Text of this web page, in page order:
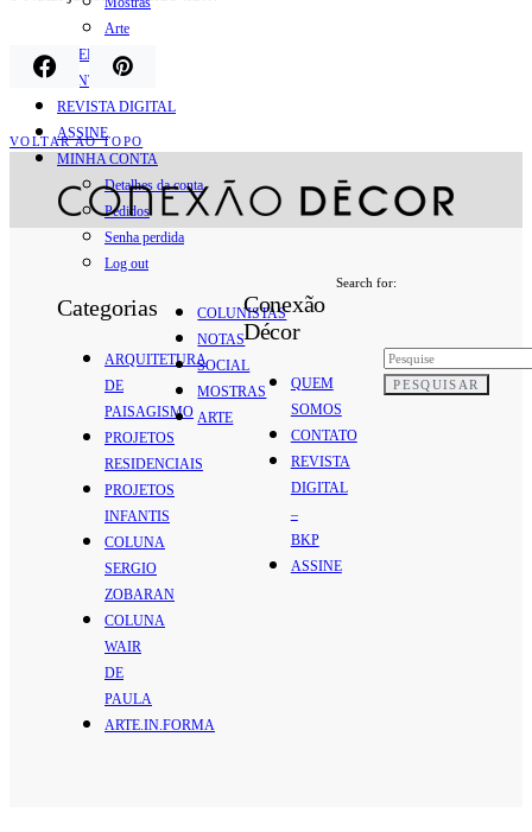
Arte
QUEM SOMOS
CONTATO
REVISTA DIGITAL
ASSINE
MINHA CONTA
Detalhes da conta
Pedidos
Senha perdida
Log out
VOLTAR AO TOPO
Categorias
ARQUITETURA
DE
PAISAGISMO
PROJETOS
RESIDENCIAIS
PROJETOS
INFANTIS
COLUNA
SERGIO
ZOBARAN
COLUNA
WAIR
DE
PAULA
ARTE.IN.FORMA
COLUNISTAS
NOTAS
SOCIAL
MOSTRAS
ARTE
Conexão
Décor
QUEM
SOMOS
CONTATO
REVISTA
DIGITAL
–
BKP
ASSINE
Search for:
PESQUISAR